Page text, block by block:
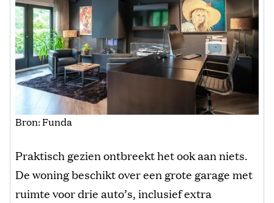
Bron: Funda
Praktisch gezien ontbreekt het ook aan niets.
De woning beschikt over een grote garage met
ruimte voor drie auto’s, inclusief extra